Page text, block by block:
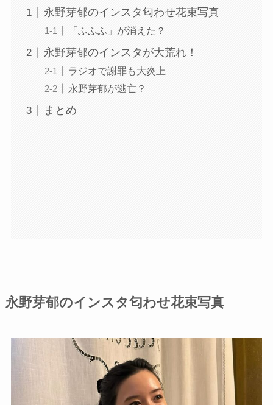
永野芽郁のインスタ匂わせ花束写真
「ふふふ」が消えた？
永野芽郁のインスタが大荒れ！
ラジオで謝罪も大炎上
永野芽郁が逃亡？
まとめ
永野芽郁のインスタ匂わせ花束写真